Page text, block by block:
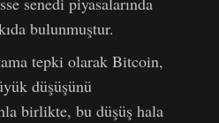
bulunmuştur.
tepki olarak Bitcoin,
düşüşünü
birlikte, bu düşüş hala